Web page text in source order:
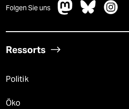
Folgen Sie uns
Ressorts
Politik
Öko